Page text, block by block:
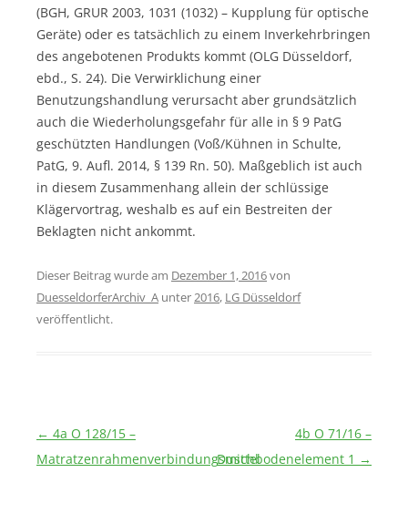
(BGH, GRUR 2003, 1031 (1032) – Kupplung für optische
Geräte) oder es tatsächlich zu einem Inverkehrbringen
des angebotenen Produkts kommt (OLG Düsseldorf,
ebd., S. 24). Die Verwirklichung einer
Benutzungshandlung verursacht aber grundsätzlich
auch die Wiederholungsgefahr für alle in § 9 PatG
geschützten Handlungen (Voß/Kühnen in Schulte,
PatG, 9. Aufl. 2014, § 139 Rn. 50). Maßgeblich ist auch
in diesem Zusammenhang allein der schlüssige
Klägervortrag, weshalb es auf ein Bestreiten der
Beklagten nicht ankommt.
Dieser Beitrag wurde am Dezember 1, 2016von
DuesseldorferArchiv_A unter 2016, LG Düsseldorf
veröffentlicht.
Beitragsnavigation
← 4a O 128/15 –
Matratzenrahmenverbindungsmittel
4b O 71/16 –
Duschbodenelement 1 →